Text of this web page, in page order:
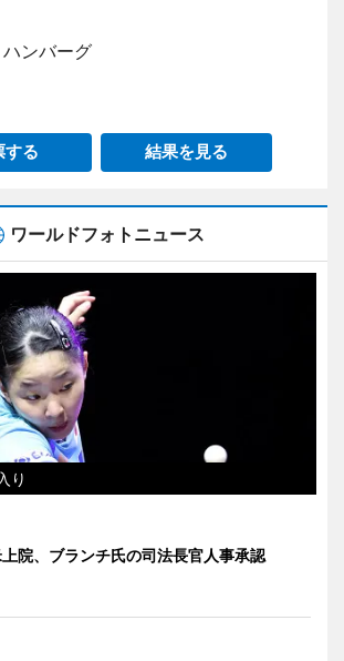
ンバーグ
する 結果を見る
ワールドフォトニュース
り
院、ブランチ氏の司法長官人事承認